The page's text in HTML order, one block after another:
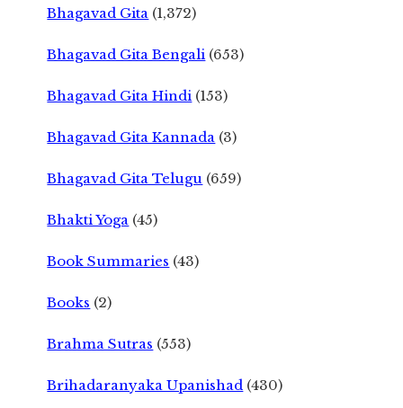
Bhagavad Gita (1,372)
Bhagavad Gita Bengali (653)
Bhagavad Gita Hindi (153)
Bhagavad Gita Kannada (3)
Bhagavad Gita Telugu (659)
Bhakti Yoga (45)
Book Summaries (43)
Books (2)
Brahma Sutras (553)
Brihadaranyaka Upanishad (430)